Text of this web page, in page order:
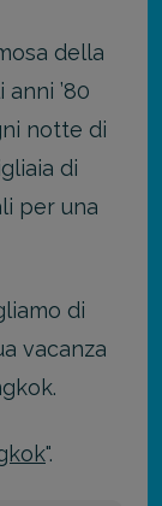
della
’80
notte di
di
per una
di
vacanza
".